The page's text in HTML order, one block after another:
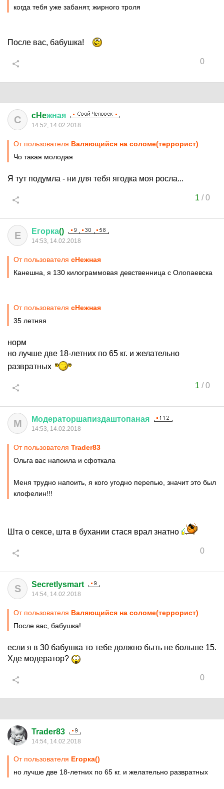
когда тебя уже забанят, жирного троля
После вас, бабушка!
0
C cHeжная
14:52, 14.02.2018
От пользователя Валяющийся на соломе(террорист)
Чо такая молодая
Я тут подумла - ни для тебя ягодка моя росла...
1 /0
Е Егорка()
14:53, 14.02.2018
От пользователя cHeжная
Канешна, я 130 килограммовая девственница с Олопаевска
От пользователя cHeжная
35 летняя
норм
но лучше две 18-летних по 65 кг. и желательно
развратных
1 /0
М Модераторшапиздаштопаная
14:53, 14.02.2018
От пользователя Trader83
Ольга вас напоила и сфоткала
Меня трудно напоить, я кого угодно перепью, значит это был
клофелин!!!
Шта о сексе, шта в бухании стася врал знатно
0
S Secretlysmart
14:54, 14.02.2018
От пользователя Валяющийся на соломе(террорист)
После вас, бабушка!
если я в 30 бабушка то тебе должно быть не больше 15.
Хде модератор?
0
Trader83
14:54, 14.02.2018
От пользователя Егорка()
но лучше две 18-летних по 65 кг. и желательно развратных